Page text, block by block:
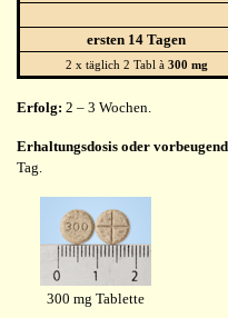
ersten 14 Tagen
2 x täglich 2 Tabl à 300 mg
Erfolg: 2 – 3 Wochen.
Erhaltungsdosis oder
Tag.
300 mg Tablette